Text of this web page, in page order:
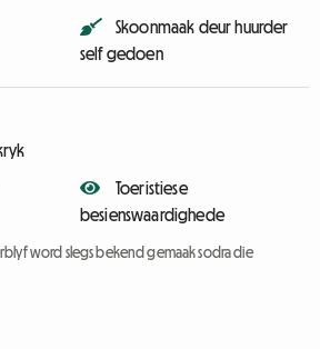
Skoonmaak deur huurder
self gedoen
Toeristiese
besienswaardighede
word slegs bekend gemaak sodra die